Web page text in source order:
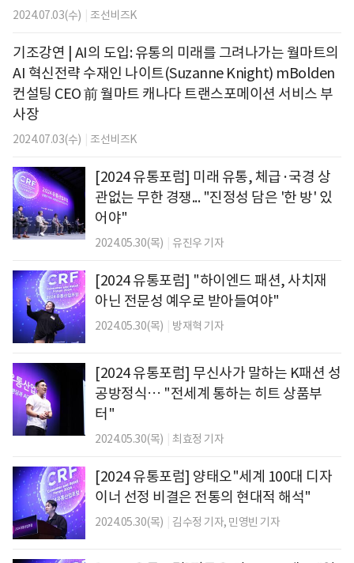
2024.07.03(수) 조선비즈K
기조강연 | AI의 도입: 유통의 미래를 그려나가는 월마트의
AI 혁신전략 수재인 나이트(Suzanne Knight) mBolden
컨설팅 CEO 前 월마트 캐나다 트랜스포메이션 서비스 부
사장
2024.07.03(수) 조선비즈K
[2024 유통포럼] 미래 유통, 체급·국경 상
관없는 무한 경쟁... "진정성 담은 '한 방' 있
어야"
2024.05.30(목) 유진우 기자
[2024 유통포럼] "하이엔드 패션, 사치재
아닌 전문성 예우로 받아들여야"
2024.05.30(목) 방재혁 기자
[2024 유통포럼] 무신사가 말하는 K패션 성
공방정식… "전세계 통하는 히트 상품부
터"
2024.05.30(목) 최효정 기자
[2024 유통포럼] 양태오"세계 100대 디자
이너 선정 비결은 전통의 현대적 해석"
2024.05.30(목) 김수정 기자, 민영빈 기자